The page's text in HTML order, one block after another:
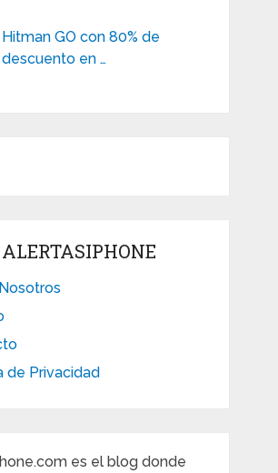
Hitman GO con 80% de
descuento en …
ALERTASIPHONE
de Privacidad
es el blog donde